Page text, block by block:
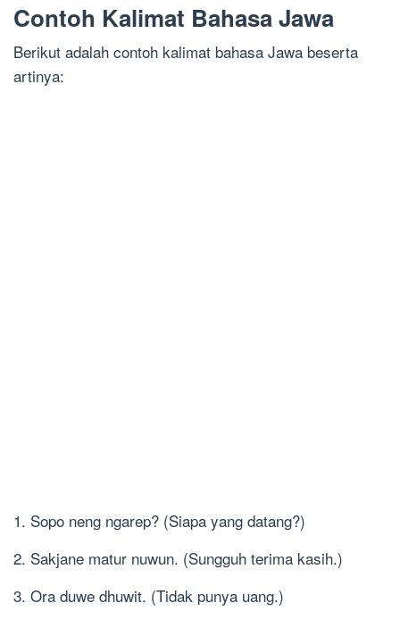
Contoh Kalimat Bahasa Jawa
Berikut adalah contoh kalimat bahasa Jawa beserta
artinya:
1. Sopo neng ngarep? (Siapa yang datang?)
2. Sakjane matur nuwun. (Sungguh terima kasih.)
3. Ora duwe dhuwit. (Tidak punya uang.)